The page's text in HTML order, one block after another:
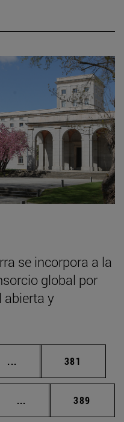
se incorpora a la
global por
abierta y
... Páginas intermedias
Página
381
... Páginas intermedias
Página
389